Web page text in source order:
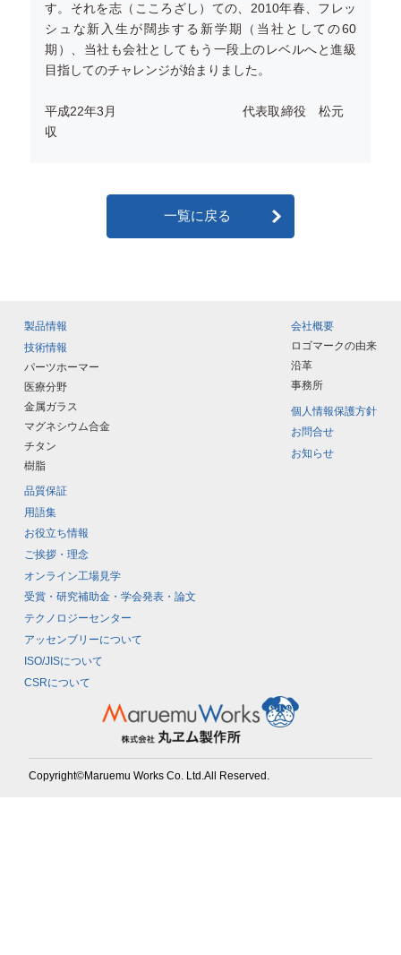
す。それを志（こころざし）ての、2010年春、フレッ
シュな新入生が闊歩する新学期（当社としての60
期）、当社も会社としてもう一段上のレベルへと進級
目指してのチャレンジが始まりました。
平成22年3月 代表取締役 松元
収
一覧に戻る
製品情報
技術情報
パーツホーマー
医療分野
金属ガラス
マグネシウム合金
チタン
樹脂
品質保証
用語集
お役立ち情報
会社概要
ロゴマークの由来
沿革
事務所
個人情報保護方針
お問合せ
お知らせ
ご挨拶・理念
オンライン工場見学
受賞・研究補助金・学会発表・論文
テクノロジーセンター
アッセンブリーについて
ISO/JISについて
CSRについて
Copyright©Maruemu Works Co. Ltd.All Reserved.